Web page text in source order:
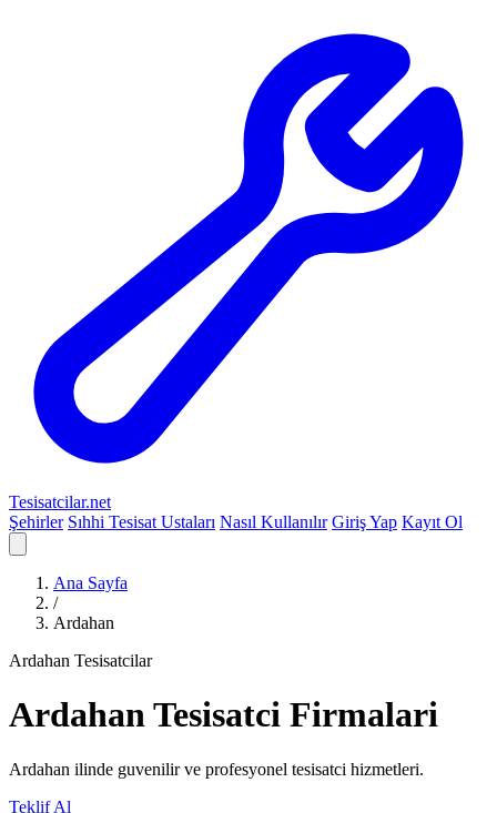
Tesisatcilar.net
Şehirler Sıhhi Tesisat Ustaları Nasıl Kullanılır Giriş Yap Kayıt Ol
Ana Sayfa
/
Ardahan
Ardahan Tesisatcilar
ArdahanTesisatci Firmalari
Ardahan ilinde guvenilir ve profesyonel tesisatci hizmetleri.
Teklif Al